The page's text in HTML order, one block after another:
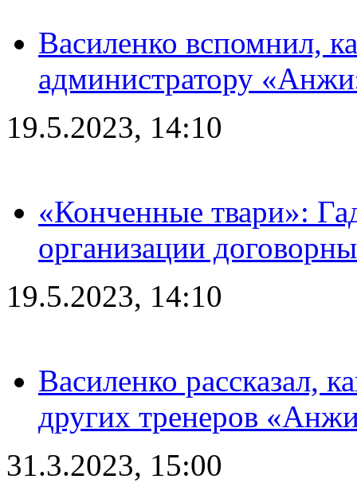
Василенко вспомнил,
администратору
19.5.2023, 14:10
«Конченные твари»:
организации
19.5.2023, 14:10
Василенко рассказал,
других тренеров
31.3.2023, 15:00